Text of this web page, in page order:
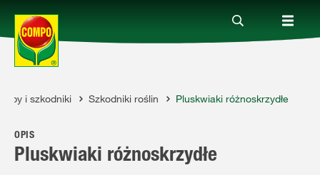
Produkty
Porady
i szkodniki Szkodniki roślin Pluskwiaki różnoskrzydłe
OPIS
Pluskwiaki różnoskrzydłe